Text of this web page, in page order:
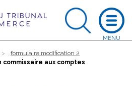
formulaire modification 2
commissaire aux comptes